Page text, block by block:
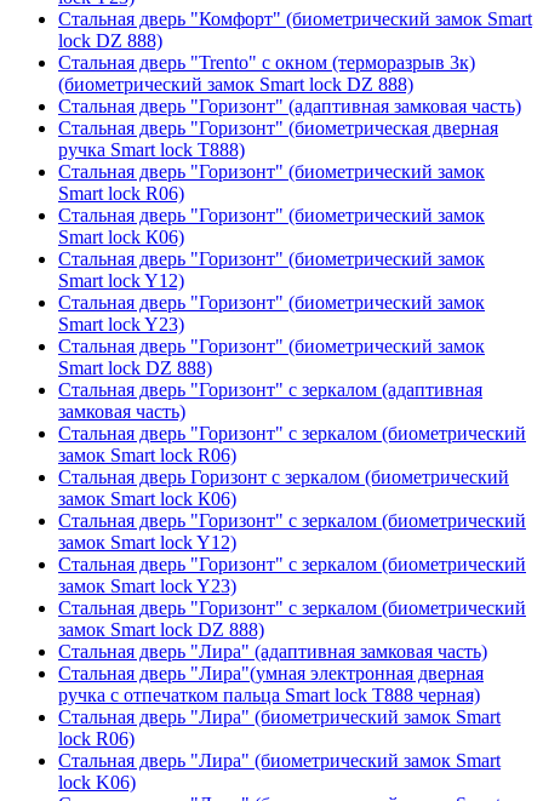
Стальная дверь "Комфорт" (биометрический замок Smart
lock DZ 888)
Стальная дверь "Trento" с окном (терморазрыв 3к)
(биометрический замок Smart lock DZ 888)
Стальная дверь "Горизонт" (адаптивная замковая часть)
Стальная дверь "Горизонт" (биометрическая дверная
ручка Smart lock T888)
Стальная дверь "Горизонт" (биометрический замок
Smart lock R06)
Стальная дверь "Горизонт" (биометрический замок
Smart lock К06)
Стальная дверь "Горизонт" (биометрический замок
Smart lock Y12)
Стальная дверь "Горизонт" (биометрический замок
Smart lock Y23)
Стальная дверь "Горизонт" (биометрический замок
Smart lock DZ 888)
Стальная дверь "Горизонт" с зеркалом (адаптивная
замковая часть)
Стальная дверь "Горизонт" с зеркалом (биометрический
замок Smart lock R06)
Стальная дверь Горизонт с зеркалом (биометрический
замок Smart lock К06)
Стальная дверь "Горизонт" с зеркалом (биометрический
замок Smart lock Y12)
Стальная дверь "Горизонт" с зеркалом (биометрический
замок Smart lock Y23)
Стальная дверь "Горизонт" с зеркалом (биометрический
замок Smart lock DZ 888)
Стальная дверь "Лира" (адаптивная замковая часть)
Стальная дверь "Лира"(умная электронная дверная
ручка с отпечатком пальца Smart lock T888 черная)
Стальная дверь "Лира" (биометрический замок Smart
lock R06)
Стальная дверь "Лира" (биометрический замок Smart
lock K06)